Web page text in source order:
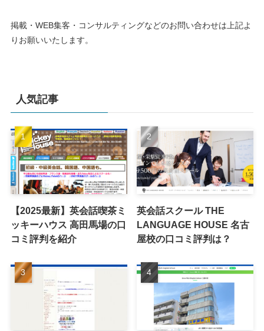
掲載・WEB集客・コンサルティングなどのお問い合わせは上記よ
りお願いいたします。
人気記事
【2025最新】英会話喫茶ミ
ッキーハウス 高田馬場の口
コミ評判を紹介
英会話スクール THE
LANGUAGE HOUSE 名古
屋校の口コミ評判は？